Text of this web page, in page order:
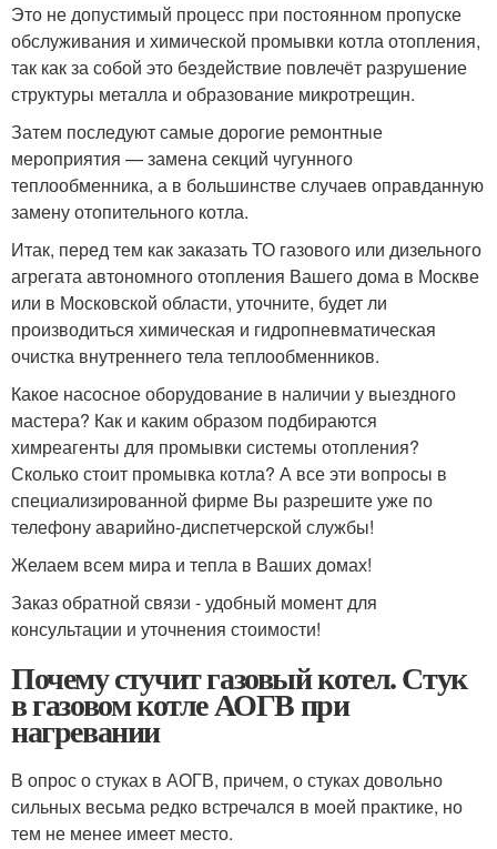
Это не допустимый процесс при постоянном пропуске
обслуживания и химической промывки котла отопления,
так как за собой это бездействие повлечёт разрушение
структуры металла и образование микротрещин.
Затем последуют самые дорогие ремонтные
мероприятия — замена секций чугунного
теплообменника, а в большинстве случаев оправданную
замену отопительного котла.
Итак, перед тем как заказать ТО газового или дизельного
агрегата автономного отопления Вашего дома в Москве
или в Московской области, уточните, будет ли
производиться химическая и гидропневматическая
очистка внутреннего тела теплообменников.
Какое насосное оборудование в наличии у выездного
мастера? Как и каким образом подбираются
химреагенты для промывки системы отопления?
Сколько стоит промывка котла? А все эти вопросы в
специализированной фирме Вы разрешите уже по
телефону аварийно-диспетчерской службы!
Желаем всем мира и тепла в Ваших домах!
Заказ обратной связи - удобный момент для
консультации и уточнения стоимости!
Почему стучит газовый котел. Стук
в газовом котле АОГВ при
нагревании
В опрос о стуках в АОГВ, причем, о стуках довольно
сильных весьма редко встречался в моей практике, но
тем не менее имеет место.